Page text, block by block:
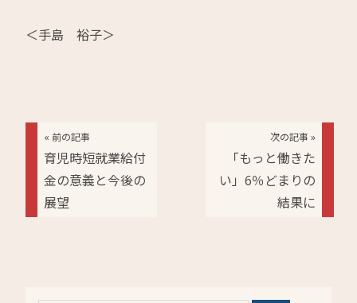
＜手島 裕子＞
« 前の記事
育児時短就業給付
金の意義と今後の
展望
次の記事 »
「もっと働きた
い」6％どまりの
結果に